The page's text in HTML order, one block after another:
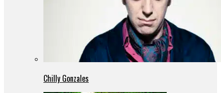
Chilly Gonzales